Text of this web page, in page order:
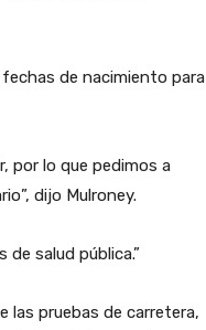
de nacimiento para
por lo que pedimos a
dijo Mulroney.
salud pública.”
las pruebas de carretera,